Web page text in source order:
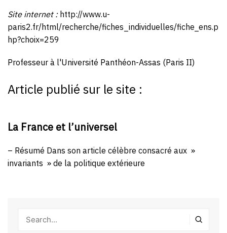
Site internet : http://www.u-
paris2.fr/html/recherche/fiches_individuelles/fiche_ens.p
hp?choix=259
Professeur à l'Université Panthéon-Assas (Paris II)
Article publié sur le site :
La France et l’universel
– Résumé Dans son article célèbre consacré aux »
invariants » de la politique extérieure